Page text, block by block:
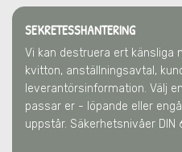
SEKRETESSHANTERING
Vi kan destruera ert känsliga
kvitton, anställningsavtal,
leverantörsinformation. Välj
passar er - löpande eller
uppstår. Säkerhetsnivåer DIN